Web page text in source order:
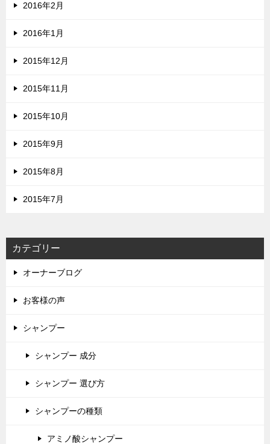
2016年2月
2016年1月
2015年12月
2015年11月
2015年10月
2015年9月
2015年8月
2015年7月
カテゴリー
オーナーブログ
お客様の声
シャンプー
シャンプー 成分
シャンプー 選び方
シャンプーの種類
アミノ酸シャンプー